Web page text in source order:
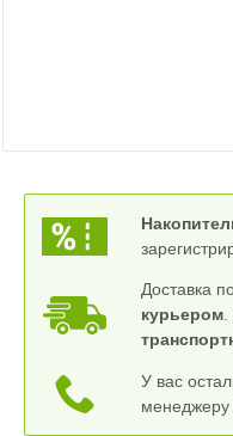
Доставка
курьером.
У вас
менеджеру